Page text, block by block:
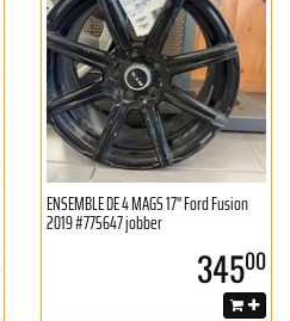
ENSEMBLE DE 4 MAGS 17'' Ford Fusion
2019 #775647 jobber
34500